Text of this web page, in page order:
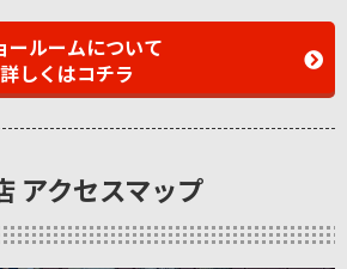
ールームについて
詳しくはコチラ
アクセスマップ